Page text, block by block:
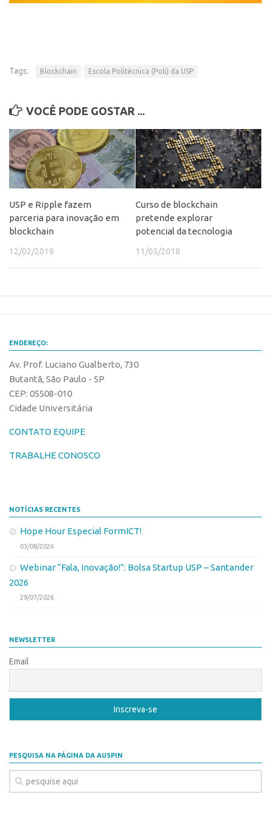
Editais de TT
Convênios
Chamamento
Parcerias PD&I
PIPE/FAPESP
Exceções
Programas
Banco de Patentes
Empreendedorismo
Jornada Empreendedora
Bolsa Empreendedorismo
Bolsa Startup USP
Pesquisa
CPEs
PRPI/USP
Agenda AUSPIN
Fala Inovação (Webinar)
SciBiz
Tags: Blockchain Escola Politécnica (Poli) da USP
VOCÊ PODE GOSTAR ...
USP e Ripple fazem
parceria para inovação em
blockchain
12/02/2019
Curso de blockchain
pretende explorar
potencial da tecnologia
11/05/2018
ENDEREÇO:
Av. Prof. Luciano Gualberto, 730
Butantã, São Paulo - SP
CEP: 05508-010
Cidade Universitária
CONTATO EQUIPE
TRABALHE CONOSCO
NOTÍCIAS RECENTES
Hope Hour Especial FormICT!
03/08/2026
Webinar “Fala, Inovação!”: Bolsa Startup USP – Santander
2026
29/07/2026
NEWSLETTER
Email
PESQUISA NA PÁGINA DA AUSPIN